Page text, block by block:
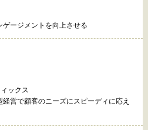
ージメントを向上させる
ックス
営で顧客のニーズにスピーディに応え